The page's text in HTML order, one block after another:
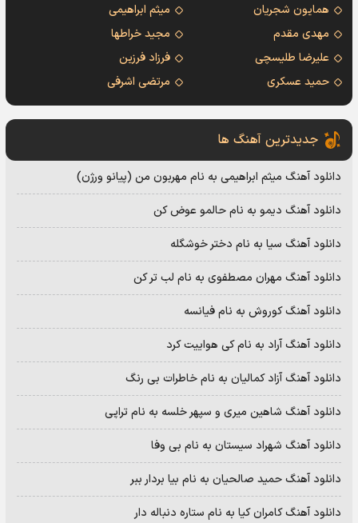
همایون شجریان
میثم ابراهیمی
مهدی مقدم
مجید خراطها
علیرضا طلیسچی
فرزاد فرزین
حمید عسکری
مرتضی اشرفی
جدیدترین آهنگ ها
دانلود آهنگ میثم ابراهیمی به نام مهربون من (پیانو ورژن)
دانلود آهنگ دیمو به نام حالمو عوض کن
دانلود آهنگ سیا به نام دختر خوشگله
دانلود آهنگ مهران مصطفوی به نام لب تر کن
دانلود آهنگ کوروش به نام فیانسه
دانلود آهنگ آراد به نام کی هواییت کرد
دانلود آهنگ آزاد کمالیان به نام خاطرات بی رنگ
دانلود آهنگ شاهین میری و سپهر خلسه به نام تراپی
دانلود آهنگ شهراد سیستان به نام بی وفا
دانلود آهنگ حمید صالحیان به نام بیا بردار ببر
دانلود آهنگ کامران کیا به نام ستاره دنباله دار